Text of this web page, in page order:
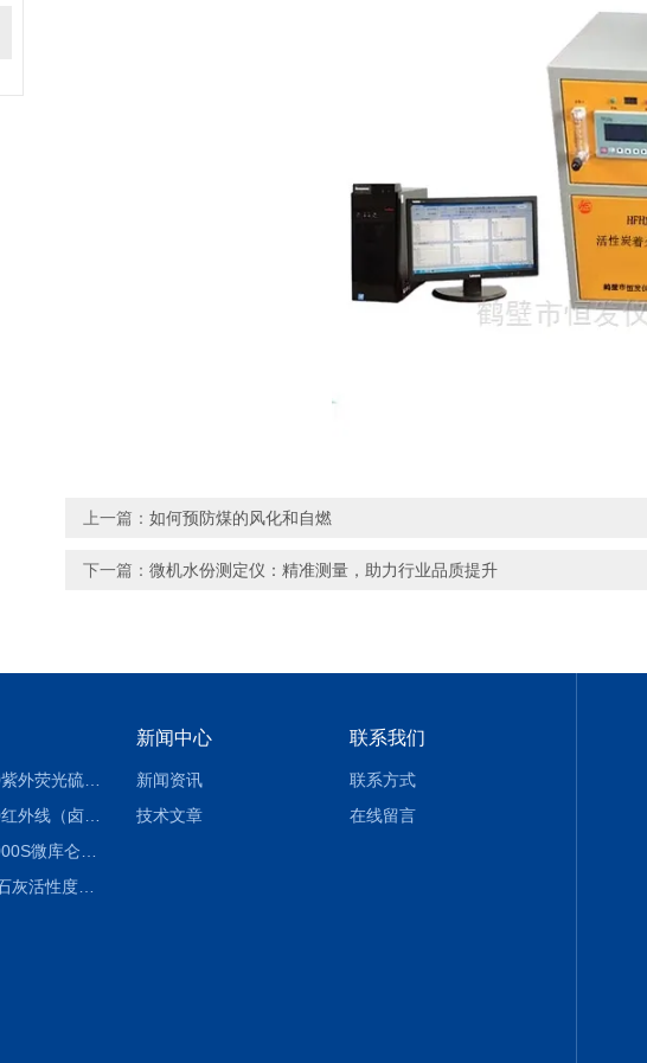
上一篇： ​如何预防煤的风化和自燃
下一篇： 微机水份测定仪：精准测量，助力行业品质提升
HFLD-500紫外荧光硫氮仪
HFSF-100红外线（卤素）水分测定仪
HFSHD-6石灰活性度测定仪
新闻中心
新闻资讯
技术文章
联系我们
联系方式
在线留言